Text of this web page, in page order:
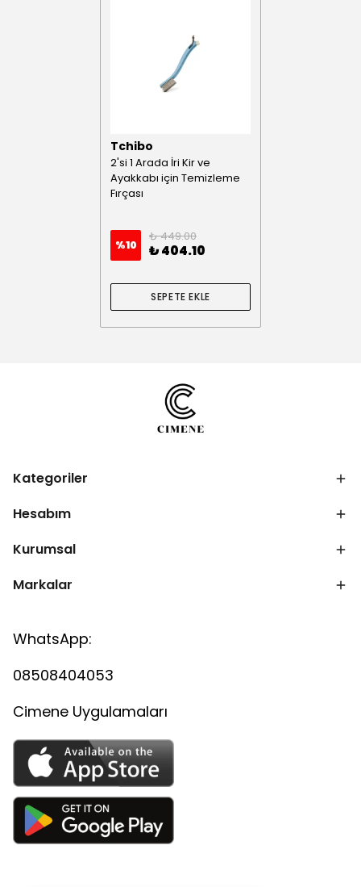
Tchibo
2'si 1 Arada İri Kir ve
Ayakkabı için Temizleme
Fırçası
%10
₺ 449.00
₺ 404.10
SEPETE EKLE
Kategoriler
Hesabım
Kurumsal
Markalar
WhatsApp:
08508404053
Cimene Uygulamaları